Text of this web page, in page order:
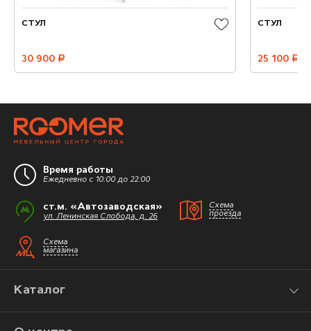
СТУЛ
30 900 руб.
СТУЛ
25 100 руб.
Время работы
Ежедневно с 10:00 до 22:00
ст.м. «Автозаводская»
ул. Ленинская Слобода, д. 26
Схема
проезда
Схема
магазина
Каталог